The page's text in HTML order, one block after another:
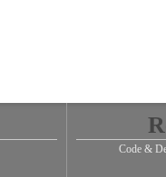
Code &